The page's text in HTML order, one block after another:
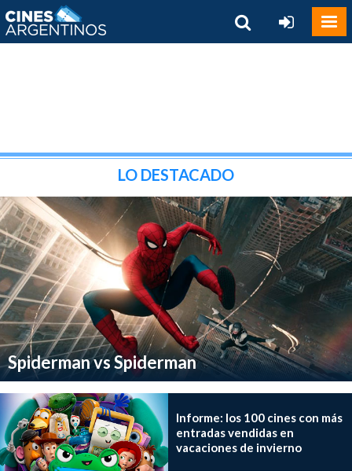
LO DESTACADO
Spiderman vs Spiderman
Informe: los 100 cines con más
entradas vendidas en
vacaciones de invierno